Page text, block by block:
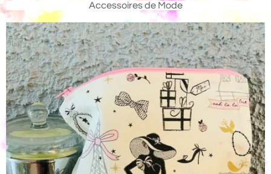
Accessoires de Mode